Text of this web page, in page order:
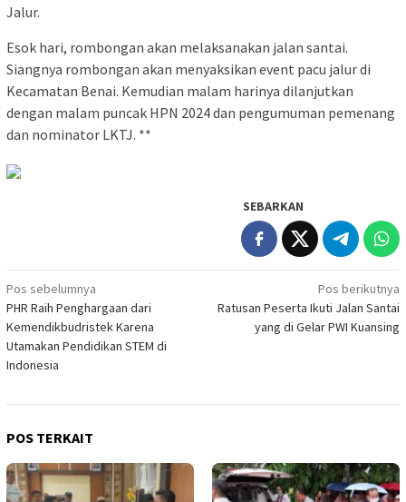
Jalur.
Esok hari, rombongan akan melaksanakan jalan santai.
Siangnya rombongan akan menyaksikan event pacu jalur di
Kecamatan Benai. Kemudian malam harinya dilanjutkan
dengan malam puncak HPN 2024 dan pengumuman pemenang
dan nominator LKTJ. **
SEBARKAN
Navigasi
pos
Pos sebelumnya
PHR Raih Penghargaan dari
Kemendikbudristek Karena
Utamakan Pendidikan STEM di
Indonesia
Pos berikutnya
Ratusan Peserta Ikuti Jalan Santai
yang di Gelar PWI Kuansing
POS TERKAIT